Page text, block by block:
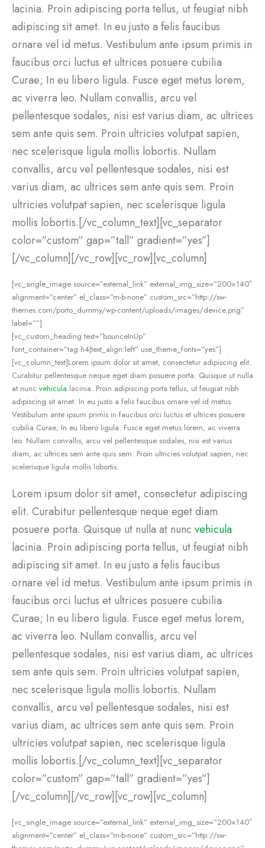
lacinia. Proin adipiscing porta tellus, ut feugiat nibh
adipiscing sit amet. In eu justo a felis faucibus
ornare vel id metus. Vestibulum ante ipsum primis in
faucibus orci luctus et ultrices posuere cubilia
Curae; In eu libero ligula. Fusce eget metus lorem,
ac viverra leo. Nullam convallis, arcu vel
pellentesque sodales, nisi est varius diam, ac ultrices
sem ante quis sem. Proin ultricies volutpat sapien,
nec scelerisque ligula mollis lobortis. Nullam
convallis, arcu vel pellentesque sodales, nisi est
varius diam, ac ultrices sem ante quis sem. Proin
ultricies volutpat sapien, nec scelerisque ligula
mollis lobortis.[/vc_column_text][vc_separator
color=”custom” gap=”tall” gradient=”yes”]
[/vc_column][/vc_row][vc_row][vc_column]
[vc_single_image source=”external_link” external_img_size=”200×140″
alignment=”center” el_class=”m-b-none” custom_src=”http://sw-
themes.com/porto_dummy/wp-content/uploads/images/device.png”
label=””]
[vc_custom_heading text=”bounceInUp”
font_container=”tag:h4|text_align:left” use_theme_fonts=”yes”]
[vc_column_text]Lorem ipsum dolor sit amet, consectetur adipiscing elit.
Curabitur pellentesque neque eget diam posuere porta. Quisque ut nulla
at nunc vehicula lacinia. Proin adipiscing porta tellus, ut feugiat nibh
adipiscing sit amet. In eu justo a felis faucibus ornare vel id metus.
Vestibulum ante ipsum primis in faucibus orci luctus et ultrices posuere
cubilia Curae; In eu libero ligula. Fusce eget metus lorem, ac viverra
leo. Nullam convallis, arcu vel pellentesque sodales, nisi est varius
diam, ac ultrices sem ante quis sem. Proin ultricies volutpat sapien, nec
scelerisque ligula mollis lobortis.
Lorem ipsum dolor sit amet, consectetur adipiscing
elit. Curabitur pellentesque neque eget diam
posuere porta. Quisque ut nulla at nunc vehicula
lacinia. Proin adipiscing porta tellus, ut feugiat nibh
adipiscing sit amet. In eu justo a felis faucibus
ornare vel id metus. Vestibulum ante ipsum primis in
faucibus orci luctus et ultrices posuere cubilia
Curae; In eu libero ligula. Fusce eget metus lorem,
ac viverra leo. Nullam convallis, arcu vel
pellentesque sodales, nisi est varius diam, ac ultrices
sem ante quis sem. Proin ultricies volutpat sapien,
nec scelerisque ligula mollis lobortis. Nullam
convallis, arcu vel pellentesque sodales, nisi est
varius diam, ac ultrices sem ante quis sem. Proin
ultricies volutpat sapien, nec scelerisque ligula
mollis lobortis.[/vc_column_text][vc_separator
color=”custom” gap=”tall” gradient=”yes”]
[/vc_column][/vc_row][vc_row][vc_column]
[vc_single_image source=”external_link” external_img_size=”200×140″
alignment=”center” el_class=”m-b-none” custom_src=”http://sw-